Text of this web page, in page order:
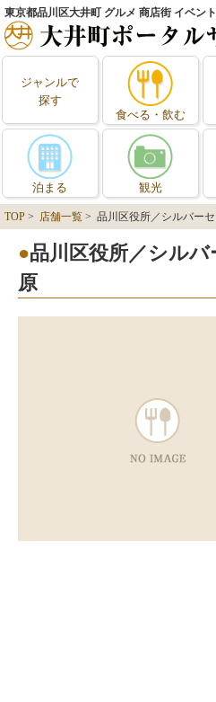
東京都品川区大井町 グルメ 商店街 イベント
ジャンルで
探す
食べる・飲む
泊まる 観光
TOP > 店舗一覧 > 品川区役所／シルバー
品川区役所／シル
原